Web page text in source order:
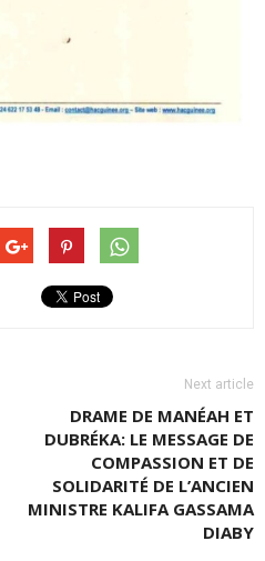
Next article
DRAME DE MANÉAH ET
DUBRÉKA: LE MESSAGE DE
COMPASSION ET DE
SOLIDARITÉ DE L’ANCIEN
MINISTRE KALIFA GASSAMA
DIABY